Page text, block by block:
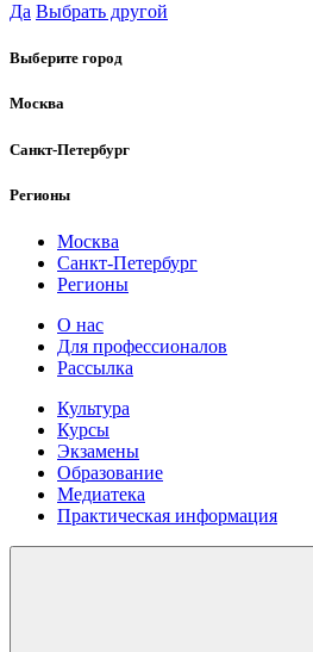
Да Выбрать другой
Выберите город
Москва
Санкт-Петербург
Регионы
Москва
Санкт-Петербург
Регионы
О нас
Для профессионалов
Рассылка
Культура
Курсы
Экзамены
Образование
Медиатека
Практическая информация